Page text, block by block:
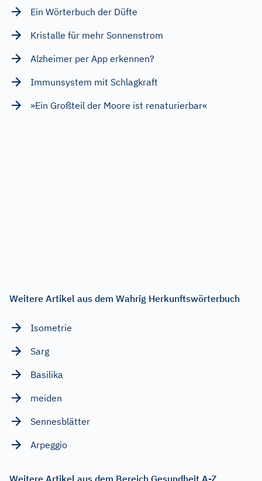
Ein Wörterbuch der Düfte
Kristalle für mehr Sonnenstrom
Alzheimer per App erkennen?
Immunsystem mit Schlagkraft
»Ein Großteil der Moore ist renaturierbar«
Weitere Artikel aus dem Wahrig Herkunftswörterbuch
Isometrie
Sarg
Basilika
meiden
Sennesblätter
Arpeggio
Weitere Artikel aus dem Bereich Gesundheit A-Z